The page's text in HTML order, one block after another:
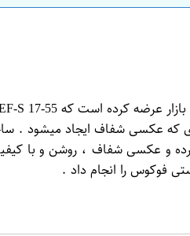
فوکوس را انجام داد .